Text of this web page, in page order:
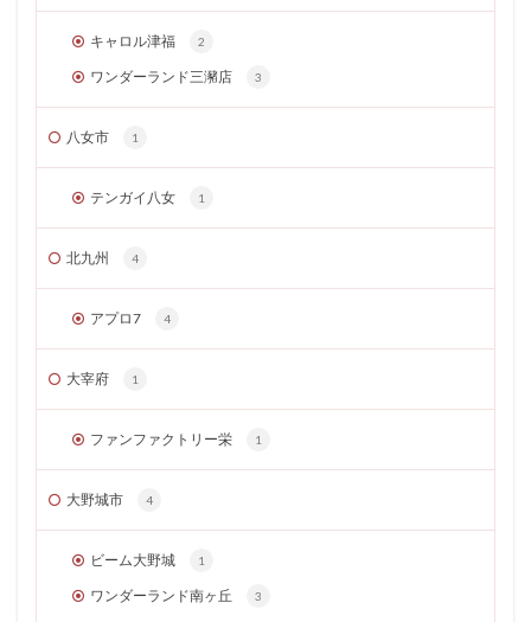
キャロル津福 2
ワンダーランド三瀦店 3
八女市 1
テンガイ八女 1
北九州 4
アプロ7 4
大宰府 1
ファンファクトリー栄 1
大野城市 4
ビーム大野城 1
ワンダーランド南ヶ丘 3